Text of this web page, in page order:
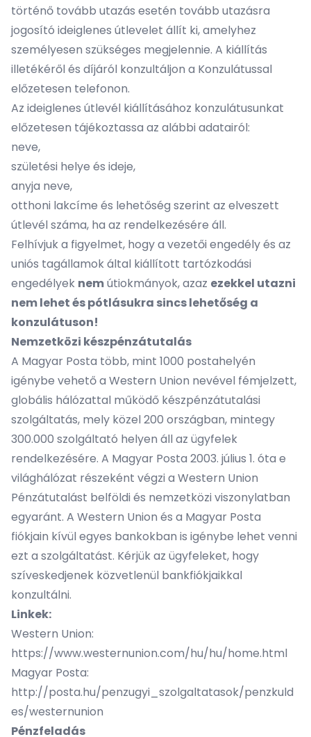
történő tovább utazás esetén tovább utazásra
jogosító ideiglenes útlevelet állít ki, amelyhez
személyesen szükséges megjelennie. A kiállítás
illetékéről és díjáról konzultáljon a Konzulátussal
előzetesen telefonon.
Az ideiglenes útlevél kiállításához konzulátusunkat
előzetesen tájékoztassa az alábbi adatairól:
neve,
születési helye és ideje,
anyja neve,
otthoni lakcíme és lehetőség szerint az elveszett
útlevél száma, ha az rendelkezésére áll.
Felhívjuk a figyelmet, hogy a vezetői engedély és az
uniós tagállamok által kiállított tartózkodási
engedélyek nemútiokmányok, azaz ezekkel utazni
nem lehet és pótlásukra sincs lehetőség a
konzulátuson!
Nemzetközi készpénzátutalás
A Magyar Posta több, mint 1000 postahelyén
igénybe vehető a Western Union nevével fémjelzett,
globális hálózattal működő készpénzátutalási
szolgáltatás, mely közel 200 országban, mintegy
300.000 szolgáltató helyen áll az ügyfelek
rendelkezésére. A Magyar Posta 2003. július 1. óta e
világhálózat részeként végzi a Western Union
Pénzátutalást belföldi és nemzetközi viszonylatban
egyaránt. A Western Union és a Magyar Posta
fiókjain kívül egyes bankokban is igénybe lehet venni
ezt a szolgáltatást. Kérjük az ügyfeleket, hogy
szíveskedjenek közvetlenül bankfiókjaikkal
konzultálni.
Linkek:
Western Union:
https://www.westernunion.com/hu/hu/home.html
Magyar Posta:
http://posta.hu/penzugyi_szolgaltatasok/penzkuld
es/westernunion
Pénzfeladás